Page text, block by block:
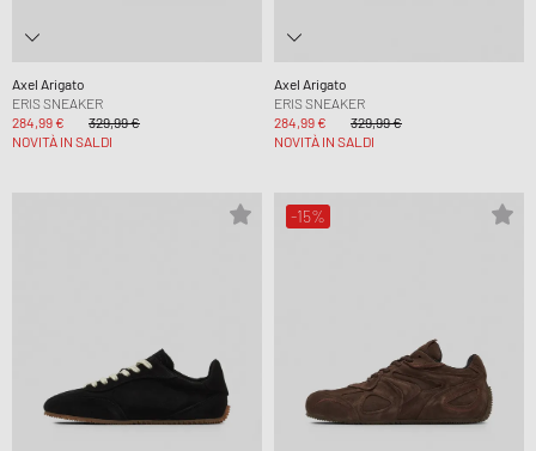
Axel Arigato
ERIS SNEAKER
284,99 €
329,99 €
NOVITÀ IN SALDI
Axel Arigato
ERIS SNEAKER
284,99 €
329,99 €
NOVITÀ IN SALDI
-15%